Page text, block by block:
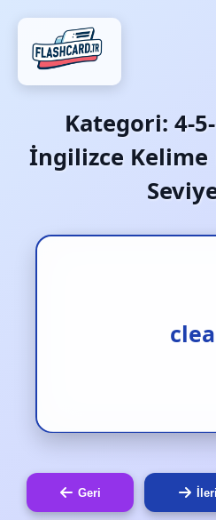
Kategori: 4-
İngilizce
temiz‚
Geri İleri